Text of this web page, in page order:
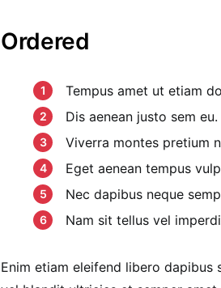
Ordered
Tempus amet ut etiam
Dis aenean justo sem eu.
Viverra montes pretium
Eget aenean tempus
Nec dapibus neque
Nam sit tellus vel
Enim etiam eleifend libero dapibus